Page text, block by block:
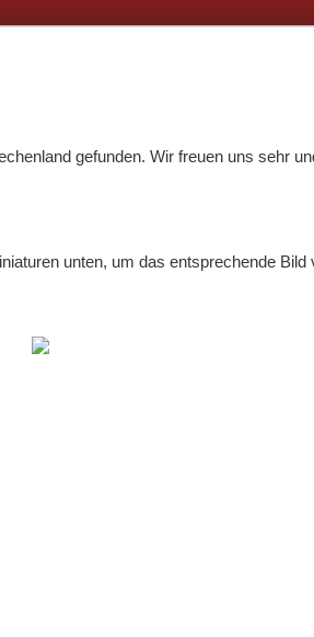
gefunden. Wir freuen uns sehr
unten, um das entsprechende Bild